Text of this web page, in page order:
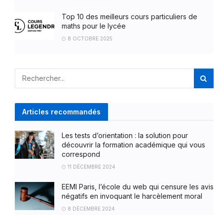
Top 10 des meilleurs cours particuliers de
maths pour le lycée
8 OCTOBRE 2025
Articles recommandés
Les tests d’orientation : la solution pour
découvrir la formation académique qui vous
correspond
11 DÉCEMBRE 2024
EEMI Paris, l’école du web qui censure les avis
négatifs en invoquant le harcèlement moral
8 DÉCEMBRE 2024